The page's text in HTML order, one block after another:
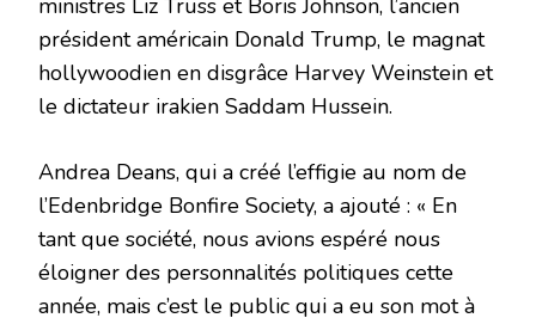
ministres Liz Truss et Boris Johnson, l’ancien
président américain Donald Trump, le magnat
hollywoodien en disgrâce Harvey Weinstein et
le dictateur irakien Saddam Hussein.
Andrea Deans, qui a créé l’effigie au nom de
l’Edenbridge Bonfire Society, a ajouté : « En
tant que société, nous avions espéré nous
éloigner des personnalités politiques cette
année, mais c’est le public qui a eu son mot à